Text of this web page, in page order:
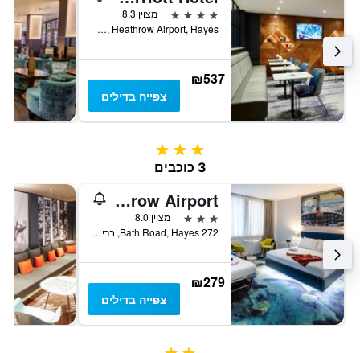
4 כוכבים
מצוין 8.3
Bath Road, Heathrow Airport, Hayes, בריטניה
₪537
צפייה בדילים
3 כוכבים
3 כוכבים
ibis Styles London Heathrow Airport
3 כוכבים
מצוין 8.0
272 Bath Road, Hayes, בריטניה
₪279
צפייה בדילים